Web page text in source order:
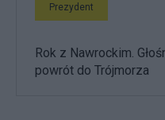
Prezydent
Rok z Nawrockim.
powrót do Trójmorza